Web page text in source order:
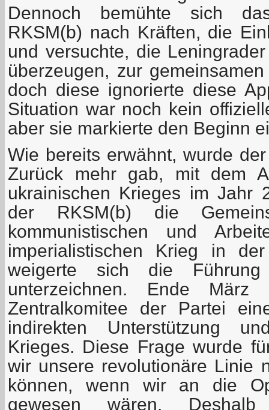
Dennoch bemühte sich
RKSM(b) nach Kräften, die
und versuchte, die
überzeugen, zur
doch diese ignorierte diese
Situation war noch kein
aber sie markierte den Beginn
Wie bereits erwähnt, wurde
Zurück mehr gab, mit dem
ukrainischen Krieges im Jahr
der RKSM(b) die
kommunistischen und
imperialistischen Krieg in
weigerte sich die
unterzeichnen. Ende
Zentralkomitee der Partei
indirekten Unterstützung
Krieges. Diese Frage wurde
wir unsere revolutionäre Linie
können, wenn wir an die
gewesen wären.